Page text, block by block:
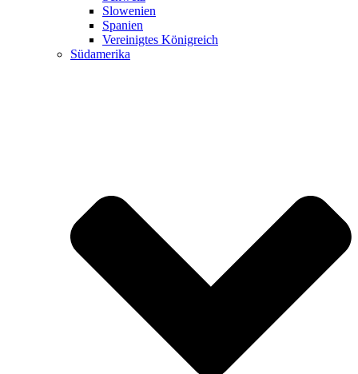
Slowenien
Spanien
Vereinigtes Königreich
Südamerika